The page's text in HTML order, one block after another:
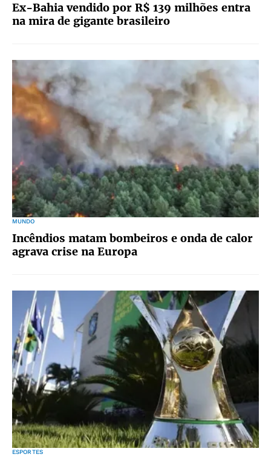
Ex-Bahia vendido por R$ 139 milhões entra
na mira de gigante brasileiro
MUNDO
Incêndios matam bombeiros e onda de calor
agrava crise na Europa
ESPORTES